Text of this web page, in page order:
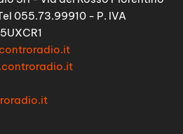
055.73.99910 - P. IVA